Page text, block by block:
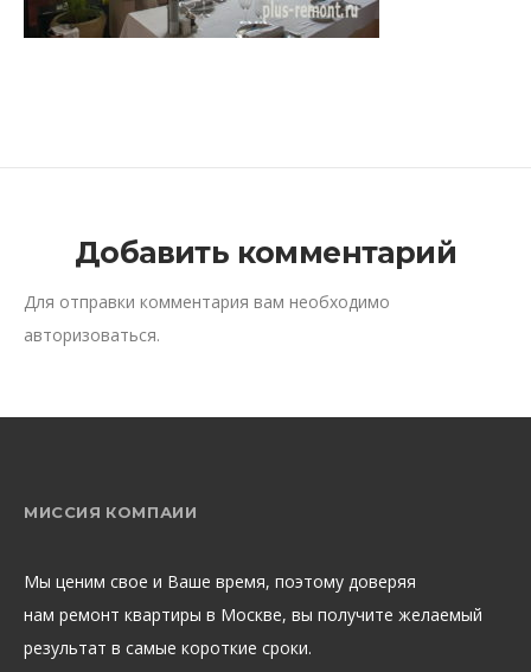
Добавить комментарий
Для отправки комментария вам необходимо
авторизоваться.
МИССИЯ КОМПАИИ
Мы ценим свое и Ваше время, поэтому доверяя
нам ремонт квартиры в Москве, вы получите желаемый
результат в самые короткие сроки.